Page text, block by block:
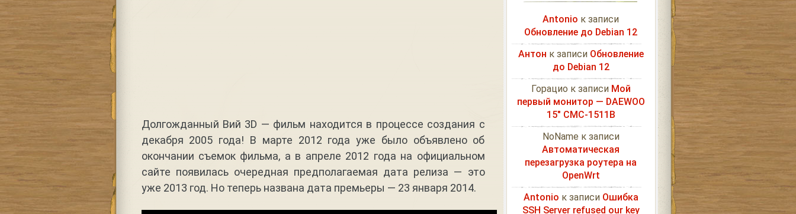
Долгожданный Вий 3D — фильм находится в процессе создания с
декабря 2005 года! В марте 2012 года уже было объявлено об
окончании съемок фильма, а в апреле 2012 года на официальном
сайте появилась очередная предполагаемая дата релиза — это
уже 2013 год. Но теперь названа дата премьеры — 23 января 2014.
Antonio к записи
Обновление до Debian 12
Антон к записи Обновление
до Debian 12
Горацио к записи Мой
первый монитор — DAEWOO
15″ CMC-1511B
NoName к записи
Автоматическая
перезагрузка роутера на
OpenWrt
Antonio к записи Ошибка
SSH Server refused our key